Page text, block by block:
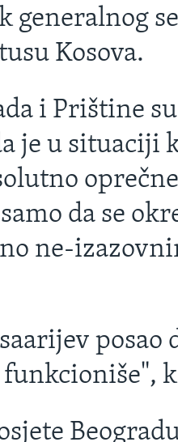
generalnog
Kosova.
i Prištine
je u situaciji
da se
ne-
posao
funkcioniše",